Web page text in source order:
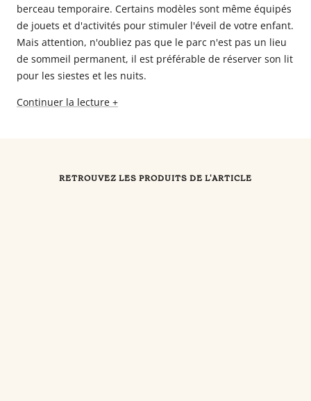
berceau temporaire. Certains modèles sont même équipés
de jouets et d'activités pour stimuler l'éveil de votre enfant.
Mais attention, n'oubliez pas que le parc n'est pas un lieu
de sommeil permanent, il est préférable de réserver son lit
pour les siestes et les nuits.
Continuer la lecture +
RETROUVEZ LES PRODUITS DE L'ARTICLE